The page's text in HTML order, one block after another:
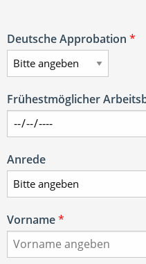
Deutsche Approbation *
Frühestmöglicher
Anrede
Vorname*